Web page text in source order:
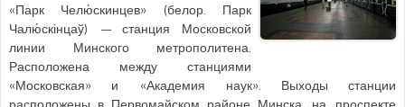
«Парк Челю́скинцев» (белор. Парк
Чалю́скінцаў) — станция Московской
линии Минского метрополитена.
Расположена между станциями
«Московская» и «Академия наук». Выходы станции